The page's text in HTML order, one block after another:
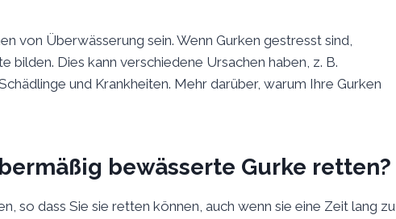
von Überwässerung sein. Wenn Gurken gestresst sind,
bilden. Dies kann verschiedene Ursachen haben, z. B.
und Krankheiten. Mehr darüber, warum Ihre Gurken
bewässerte Gurke retten?
so dass Sie sie retten können, auch wenn sie eine Zeit lang zu